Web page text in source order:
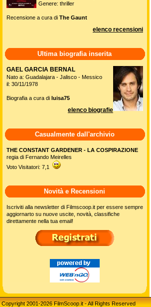
Genere: thriller
Recensione a cura di The Gaunt
elenco recensioni
Ultima biografia inserita
GAEL GARCIA BERNAL
Nato a: Guadalajara - Jalisco - Messico
il: 30/11/1978
Biografia a cura di luisa75
elenco biografie
Casualmente dall'archivio
THE CONSTANT GARDENER - LA COSPIRAZIONE
regia di Fernando Meirelles
Voto Visitatori: 7,1
Novità e Recensioni
Iscriviti alla newsletter di Filmscoop.it per essere sempre
aggiornarto su nuove uscite, novità, classifiche
direttamente nella tua email!
Copyright 2001-2026 FilmScoop.it - All Rights Reserved